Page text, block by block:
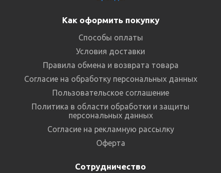
Как оформить покупку
Способы оплаты
Условия доставки
Правила обмена и возврата товара
Согласие на обработку персональных данных
Пользовательское соглашение
Политика в области обработки и защиты
персональных данных
Согласие на рекламную рассылку
Оферта
Сотрудничество